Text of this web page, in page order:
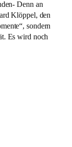
Denn an
Klöppel, den
sondern
Es wird noch